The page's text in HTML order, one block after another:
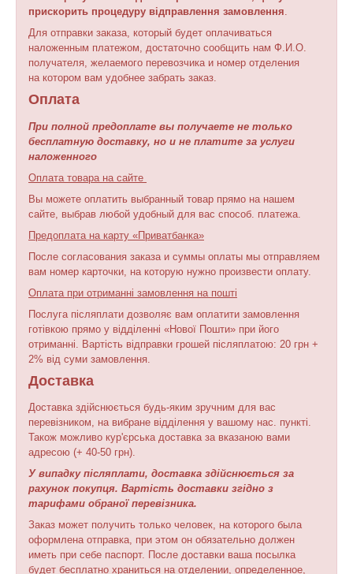
прискорить процедуру відправлення замовлення
Для отправки заказа, который будет оплачиваться
наложенным платежом, достаточно сообщить нам Ф.И.О.
получателя, желаемого перевозчика и номер отделения
на котором вам удобнее забрать заказ.
Оплата
При полной предоплате вы получаете не только
бесплатную доставку, но и не платите за услуги
наложенного
Оплата товара на сайте
Вы можете оплатить выбранный товар прямо на нашем
сайте, выбрав любой удобный для вас способ. платежа.
Предоплата на карту «Приватбанка»
После согласования заказа и суммы оплаты мы отправляем
вам номер карточки, на которую нужно произвести оплату.
Оплата при отриманні замовлення на пошті
Послуга післяплати дозволяє вам оплатити замовлення
готівкою прямо у відділенні «Нової Пошти» при його
отриманні. Вартість відправки грошей післяплатою: 20 грн +
2% від суми замовлення.
Доставка
Доставка здійснюється будь-яким зручним для вас
перевізником, на вибране відділення у вашому нас. пункті.
Також можливо кур'єрська доставка за вказаною вами
адресою (+ 40-50 грн).
У випадку післяплати, доставка здійснюється за
рахунок покупця. Вартість доставки згідно з
тарифами обраної перевізника.
Заказ может получить только человек, на которого была
оформлена отправка, при этом он обязательно должен
иметь при себе паспорт. После доставки ваша посылка
будет бесплатно храниться на отделении, определенное,